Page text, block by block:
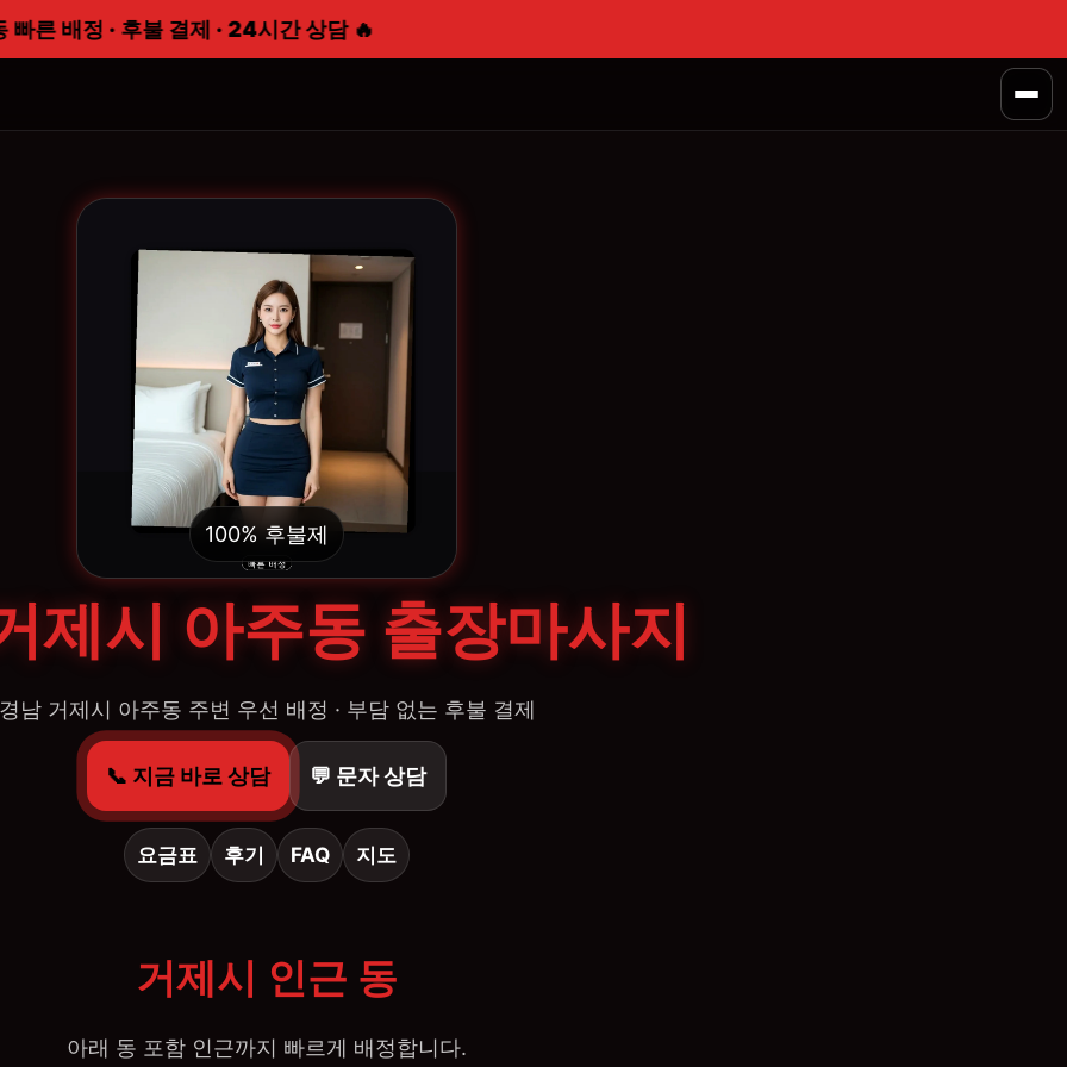
배정 · 후불 결제 · 24시간 상담 🔥
100% 후불제
제시 아주동 출장마사지
남 거제시 아주동 주변 우선 배정 · 부담 없는 후불 결제
📞 지금 바로 상담 💬 문자 상담
요금표 후기 FAQ 지도
거제시 인근 동
아래 동 포함 인근까지 빠르게 배정합니다.